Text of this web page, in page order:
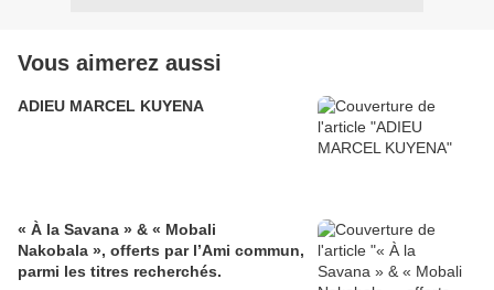
Vous aimerez aussi
ADIEU MARCEL KUYENA
« À la Savana » & « Mobali
Nakobala », offerts par l’Ami commun,
parmi les titres recherchés.